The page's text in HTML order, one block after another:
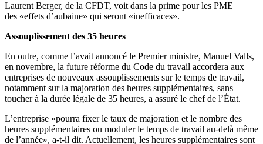
Laurent Berger, de la CFDT, voit dans la prime pour les PME
des «effets d’aubaine» qui seront «inefficaces».
Assouplissement des 35 heures
En outre, comme l’avait annoncé le Premier ministre, Manuel Valls,
en novembre, la future réforme du Code du travail accordera aux
entreprises de nouveaux assouplissements sur le temps de travail,
notamment sur la majoration des heures supplémentaires, sans
toucher à la durée légale de 35 heures, a assuré le chef de l’État.
L’entreprise «pourra fixer le taux de majoration et le nombre des
heures supplémentaires ou moduler le temps de travail au-delà même
de l’année», a-t-il dit. Actuellement, les heures supplémentaires sont